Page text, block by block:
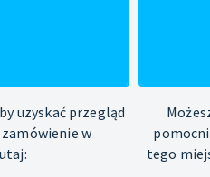
uzyskać przegląd
zamówienie w
tego